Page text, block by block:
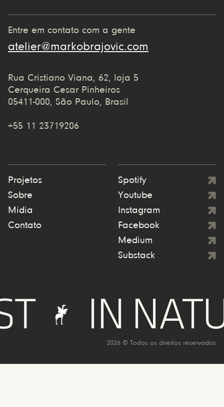
Entre em contato com a gente
atelier@markobrajovic.com
Rua Cristiano Viana, 62, loja 5
Cerqueira Cesar Pinheiros
05411-000, São Paulo, Brasil
+55 11 23719206
Projetos
Sobre
Mídia
Contato
Spotify
Youtube
Instagram
Facebook
Medium
Substack
IN
2026 © Todos os direitos reservados